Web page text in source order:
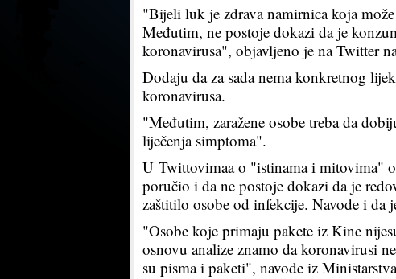
"Bijeli luk je zdrava namirnica koja
Međutim, ne postoje dokazi da je
koronavirusa", objavljeno je na Twitter
Dodaju da za sada nema konkretnog
koronavirusa.
"Međutim, zaražene osobe treba da
liječenja simptoma".
U Twittovimaa o "istinama i mitovima"
poručio i da ne postoje dokazi da je
zaštitilo osobe od infekcije. Navode i
"Osobe koje primaju pakete iz Kine
osnovu analize znamo da koronavirusi
su pisma i paketi", navode iz